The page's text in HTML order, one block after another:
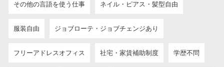
その他の言語を使う仕事 ネイル・ピアス・髪型自由
服装自由 ジョブローテ・ジョブチェンジあり
フリーアドレスオフィス 社宅・家賃補助制度 学歴不問